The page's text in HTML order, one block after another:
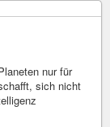
nur für
sich nicht